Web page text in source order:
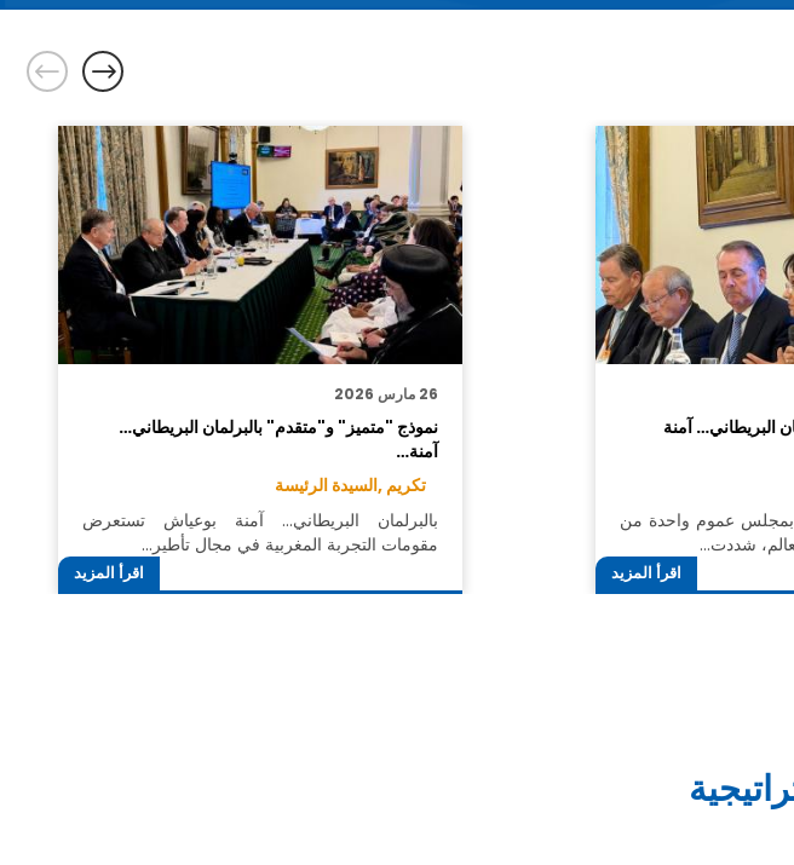
البريطاني… آمنة
عموم واحدة من
شددت…
اقرأ المزيد
26 مارس 2026
نموذج "متميز" و"متقدم" بالبرلمان البريطاني…
آمنة…
تكريم ,السيدة الرئيسة
بالبرلمان البريطاني… آمنة بوعياش تستعرض
مقومات التجربة المغربية في مجال تأطير…
اقرأ المزيد